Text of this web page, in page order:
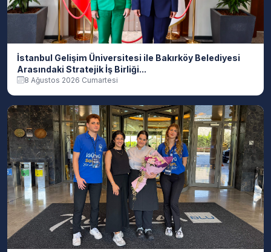
İstanbul Gelişim Üniversitesi ile Bakırköy Belediyesi
Arasındaki Stratejik İş Birliği...
8 Ağustos 2026 Cumartesi